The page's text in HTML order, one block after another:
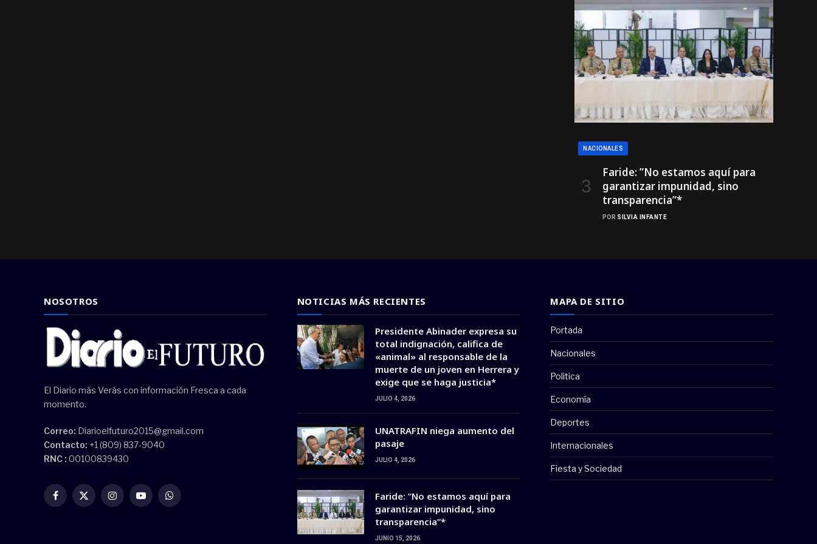
NACIONALES
Faride: ”No estamos aquí para
garantizar impunidad, sino
transparencia”*
POR SILVIA INFANTE
NOSOTROS
El Diario más Verás con información Fresca a cada
momento.
Correo: Diarioelfuturo2015@gmail.com
Contacto: +1 (809) 837-9040
RNC : 00100839430
Facebook
X
InstagramYouTubeWhatsApp
NOTICIAS MÁS RECIENTES
Presidente Abinader expresa su
total indignación, califica de
«animal» al responsable de la
muerte de un joven en Herrera y
exige que se haga justicia*
JULIO 4, 2026
UNATRAFIN niega aumento del
pasaje
JULIO 4, 2026
Faride: ”No estamos aquí para
garantizar impunidad, sino
transparencia”*
JUNIO 15, 2026
MAPA DE SITIO
Portada
Nacionales
Politica
Economía
Deportes
Internacionales
Fiesta y Sociedad